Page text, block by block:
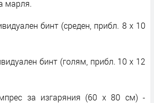
марля.
бинт (среден, прибл. 8 x 10
бинт (голям, прибл. 10 x 12
за изгаряния (60 x 80 см) -